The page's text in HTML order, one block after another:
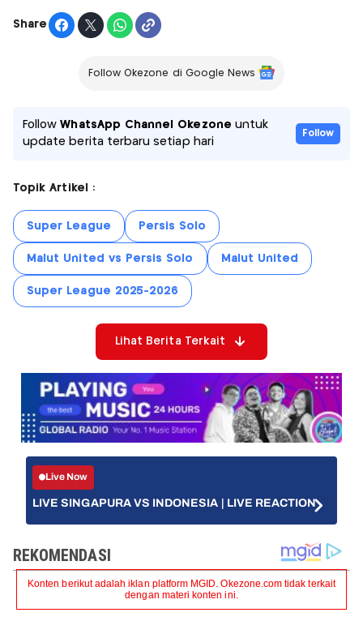
Share
Follow Okezone di Google News
FollowWhatsApp Channel Okezone untuk
update berita terbaru setiap hari
Follow
Topik Artikel :
Super League Persis Solo
Malut United vs Persis Solo Malut United
Super League 2025-2026
Lihat Berita Terkait
Live Now
LIVE SINGAPURA VS INDONESIA | LIVE REACTION